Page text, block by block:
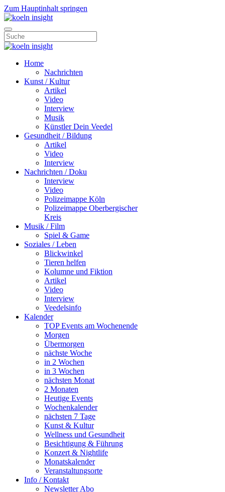
Zum Hauptinhalt springen
Home
Nachrichten
Kunst / Kultur
Artikel
Video
Interview
Musik
Künstler Dein Veedel
Gesundheit / Bildung
Artikel
Video
Interview
Nachrichten / Doku
Interview
Video
Polizeimappe Köln
Polizeimappe Oberbergischer
Kreis
Musik / Film
Spiel & Game
Soziales / Leben
Blickwinkel
Tieren helfen
Kolumne und Fiktion
Artikel
Video
Interview
Veedelsinfo
Kalender
TOP Events am Wochenende
Morgen
Übermorgen
nächste Woche
in 2 Wochen
in 3 Wochen
nächsten Monat
2 Monaten
Heutige Events
Wochenkalender
nächsten 7 Tage
Kunst & Kultur
Wellness und Gesundheit
Besichtigung & Führung
Konzert & Nightlife
Monatskalender
Veranstaltungsorte
Info / Kontakt
Newsletter Abo